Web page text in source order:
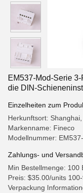
EM537-Mod-Serie
die DIN-
Einzelheiten zum
Herkunftsort:
Markenname: Fineco
Modellnummer:
Zahlungs- und
Min Bestellmenge: 100
Preis: $35.00/units
Verpackung